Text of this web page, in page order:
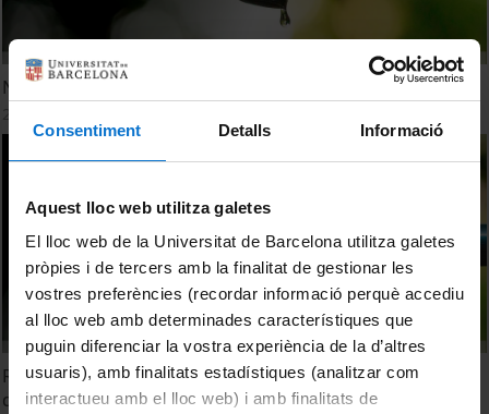
Consentiment Detalls Informació
Aquest lloc web utilitza galetes
El lloc web de la Universitat de Barcelona utilitza galetes
pròpies i de tercers amb la finalitat de gestionar les
vostres preferències (recordar informació perquè accediu
al lloc web amb determinades característiques que
puguin diferenciar la vostra experiència de la d’altres
usuaris), amb finalitats estadístiques (analitzar com
interactueu amb el lloc web) i amb finalitats de
Navegant per l'escassetat d'aigua: un relat global
Reptes dels municipis per fer front a la sequera. El suport
de la Diputació de Barcelona